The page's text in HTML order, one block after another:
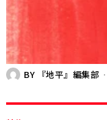
BY 『地平』編集部